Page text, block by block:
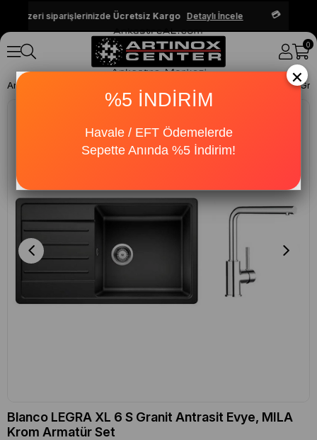
ve üzeri siparişlerinizdeÜcretsiz Kargo Detaylı İncele Havale /
0
Anasayfa
Blanco LEGRA XL 6 S Granit Antrasit Evye, MILA
Krom Armatür Set
×
%5 İNDİRİM
Havale / EFT Ödemelerde
Sepette Anında %5 İndirim!